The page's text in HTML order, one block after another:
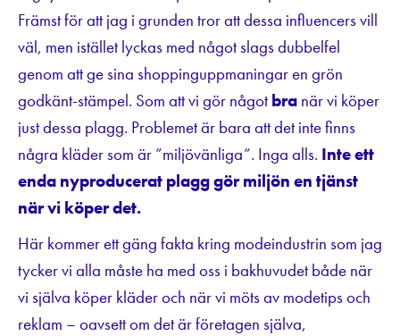
Främst för att jag i grunden tror att dessa influencers vill
väl, men istället lyckas med något slags dubbelfel
genom att ge sina shoppinguppmaningar en grön
godkänt-stämpel. Som att vi gör något bra när vi köper
just dessa plagg. Problemet är bara att det inte finns
några kläder som är ”miljövänliga”. Inga alls. Inte ett
enda nyproducerat plagg gör miljön en tjänst
när vi köper det.
Här kommer ett gäng fakta kring modeindustrin som jag
tycker vi alla måste ha med oss i bakhuvudet både när
vi själva köper kläder och när vi möts av modetips och
reklam – oavsett om det är företagen själva,